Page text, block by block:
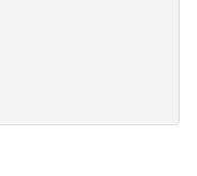
：從左側的設計元件